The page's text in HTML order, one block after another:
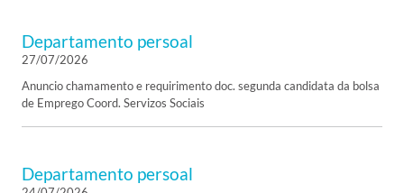
Departamento persoal
27/07/2026
Anuncio chamamento e requirimento doc. segunda candidata da bolsa
de Emprego Coord. Servizos Sociais
Departamento persoal